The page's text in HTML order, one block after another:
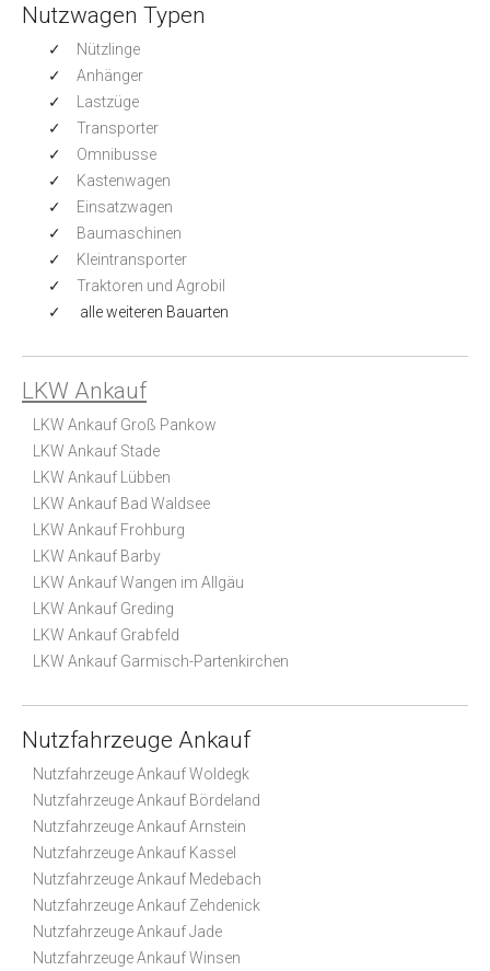
Nutzwagen Typen
Nützlinge
Anhänger
Lastzüge
Transporter
Omnibusse
Kastenwagen
Einsatzwagen
Baumaschinen
Kleintransporter
Traktoren und Agrobil
alle weiteren Bauarten
LKW Ankauf
LKW Ankauf Groß Pankow
LKW Ankauf Stade
LKW Ankauf Lübben
LKW Ankauf Bad Waldsee
LKW Ankauf Frohburg
LKW Ankauf Barby
LKW Ankauf Wangen im Allgäu
LKW Ankauf Greding
LKW Ankauf Grabfeld
LKW Ankauf Garmisch-Partenkirchen
Nutzfahrzeuge Ankauf
Nutzfahrzeuge Ankauf Woldegk
Nutzfahrzeuge Ankauf Bördeland
Nutzfahrzeuge Ankauf Arnstein
Nutzfahrzeuge Ankauf Kassel
Nutzfahrzeuge Ankauf Medebach
Nutzfahrzeuge Ankauf Zehdenick
Nutzfahrzeuge Ankauf Jade
Nutzfahrzeuge Ankauf Winsen